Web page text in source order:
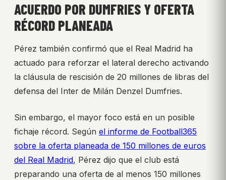
ACUERDO POR DUMFRIES Y OFERTA
RÉCORD PLANEADA
Pérez también confirmó que el Real Madrid ha
actuado para reforzar el lateral derecho activando
la cláusula de rescisión de 20 millones de libras del
defensa del Inter de Milán Denzel Dumfries.
Sin embargo, el mayor foco está en un posible
fichaje récord. Según el informe de Football365
sobre la oferta planeada de 150 millones de euros
del Real Madrid, Pérez dijo que el club está
preparando una oferta de al menos 150 millones